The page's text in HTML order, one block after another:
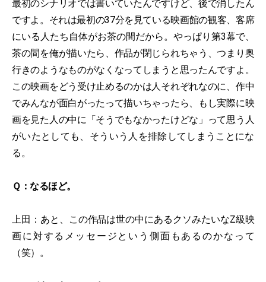
最初のシナリオでは書いていたんですけど、後で消したん
ですよ。それは最初の37分を見ている映画館の観客、客席
にいる人たち自体がお茶の間だから。やっぱり第3幕で、
茶の間を俺が描いたら、作品が閉じられちゃう、つまり奥
行きのようなものがなくなってしまうと思ったんですよ。
この映画をどう受け止めるのかは人それぞれなのに、作中
でみんなが面白がったって描いちゃったら、もし実際に映
画を見た人の中に「そうでもなかったけどな」って思う人
がいたとしても、そういう人を排除してしまうことにな
る。
Ｑ：なるほど。
上田：あと、この作品は世の中にあるクソみたいなZ級映
画に対するメッセージという側面もあるのかなって
（笑）。